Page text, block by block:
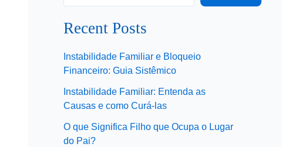
Recent Posts
Instabilidade Familiar e Bloqueio
Financeiro: Guia Sistêmico
Instabilidade Familiar: Entenda as
Causas e como Curá-las
O que Significa Filho que Ocupa o Lugar
do Pai?